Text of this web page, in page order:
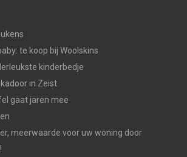
te koop bij Woolskins
kinderbedje
in Zeist
gaat jaren mee
meerwaarde voor uw woning door